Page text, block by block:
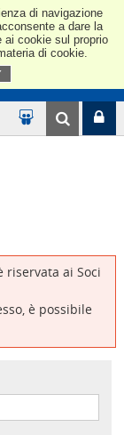
di navigazione
a dare la
ai cookie sul proprio
di cookie.
riservata ai Soci
è possibile